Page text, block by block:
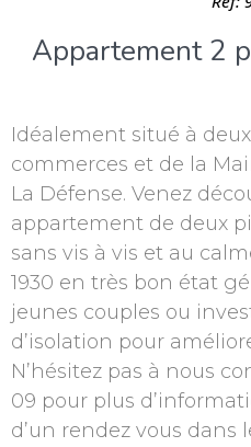
Appartement 2
Idéalement situé à
commerces et de la
La Défense. Venez
appartement de deux
sans vis à vis et au
1930 en très bon état
jeunes couples ou
d’isolation pour
N’hésitez pas à nous
09 pour plus
d’un rendez vous dans